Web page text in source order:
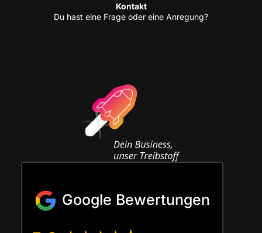
Kon­takt
Du hast eine Fra­ge oder eine Anregung?
Google Bewertungen